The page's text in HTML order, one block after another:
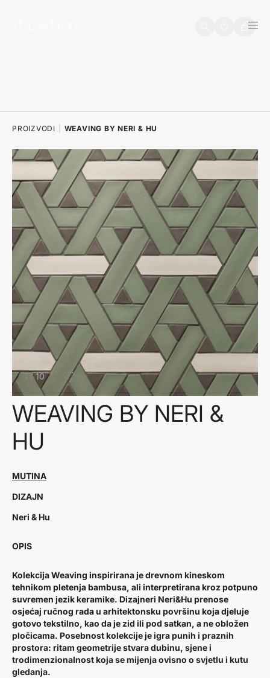
Košarica
PROIZVODI WEAVING BY NERI & HU
1/10
WEAVING BY NERI &
HU
MUTINA
DIZAJN
Neri & Hu
OPIS
Kolekcija Weaving inspirirana je drevnom kineskom
tehnikom pletenja bambusa, ali interpretirana kroz potpuno
suvremen jezik keramike. Dizajneri Neri&Hu prenose
osjećaj ručnog rada u arhitektonsku površinu koja djeluje
gotovo tekstilno, kao da je zid ili pod satkan, a ne obložen
pločicama. Posebnost kolekcije je igra punih i praznih
prostora: ritam geometrije stvara dubinu, sjene i
trodimenzionalnost koja se mijenja ovisno o svjetlu i kutu
gledanja.